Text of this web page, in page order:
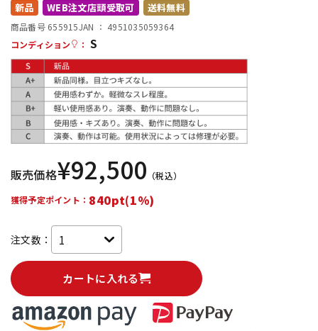
配信/ライブ機器
中古
新品 WEB注文店頭受取可 送料無料
商品番号 655915JAN ： 4951035059364
コンディション
： S
販売価格¥92,500 （税込）
獲得予定ポイント： 840pt(1%)
注文数：
カートに入れる